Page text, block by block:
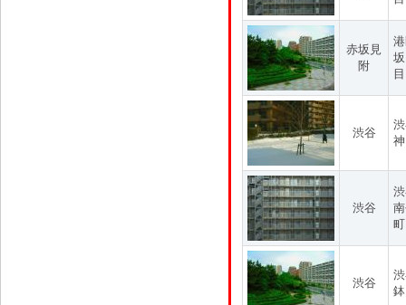
赤坂見
附
目
渋谷
渋谷
渋谷